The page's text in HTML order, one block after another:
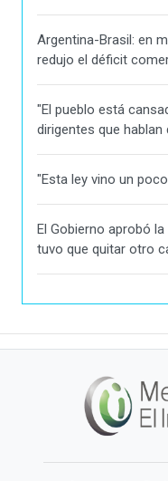
Argentina-Brasil: en
redujo el déficit
"El pueblo está
dirigentes que hablan
"Esta ley vino un
El Gobierno aprobó
tuvo que quitar otro